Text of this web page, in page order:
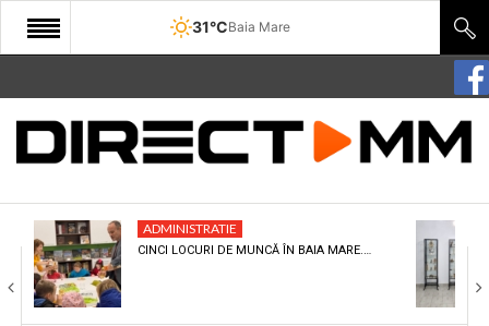
31°CBaia Mare
START
COMUNITATE
CULTURA
ECONOMIE
ADMINISTRATIE
CINCI LOCURI DE MUNCĂ ÎN BAIA MARE.…